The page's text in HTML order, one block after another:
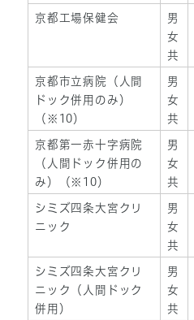
京都工場保健会
男
女
共
京都市立病院（人間
ドック併用のみ）
（※10）
男
女
共
京都第一赤十字病院
（人間ドック併用の
み）（※10）
男
女
共
シミズ四条大宮クリ
ニック
男
女
共
シミズ四条大宮クリ
ニック（人間ドック
併用）
男
女
共